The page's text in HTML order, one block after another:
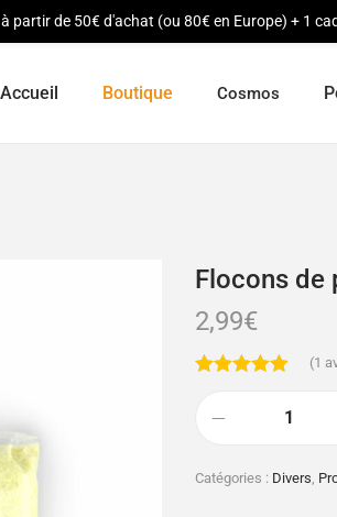
Accueil Boutique Cosmos
Flocons de
2,99€
(1
Catégories : Divers,
partir de 50€ d'achat (ou 80€ en Europe) + 1